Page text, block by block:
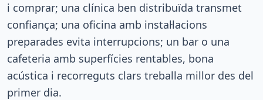
i comprar; una clínica ben distribuïda transmet
confiança; una oficina amb instal·lacions
preparades evita interrupcions; un bar o una
cafeteria amb superfícies rentables, bona
acústica i recorreguts clars treballa millor des del
primer dia.